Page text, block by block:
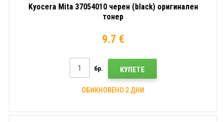
Kyocera Mita 37054010 черен (black) оригинален
тонер
9.7 €
бр. КУПЕТЕ
ОБИКНОВЕНО 2 ДНИ